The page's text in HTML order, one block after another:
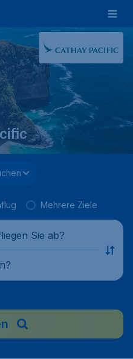
Mehrere Ziele
Sie ab?